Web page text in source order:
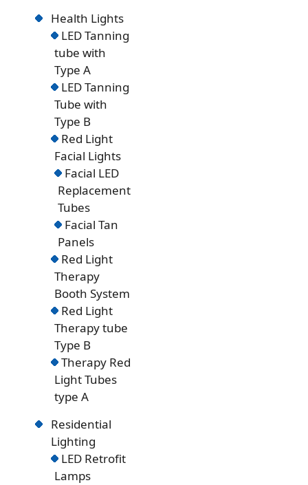
Health Lights
LED Tanning
tube with
Type A
LED Tanning
Tube with
Type B
Red Light
Facial Lights
Facial LED
Replacement
Tubes
Facial Tan
Panels
Red Light
Therapy
Booth System
Red Light
Therapy tube
Type B
Therapy Red
Light Tubes
type A
Residential
Lighting
LED Retrofit
Lamps